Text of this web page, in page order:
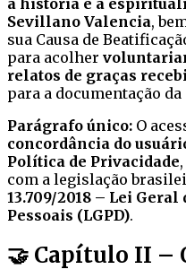
Sevillano Valencia,
sua Causa de
para acolher
relatos de graças
para a documentação da
Parágrafo único: O
concordância do
Política de Privacidade
com a legislação
13.709/2018 – Lei Geral
Pessoais (LGPD).
🤝 Capítulo II –